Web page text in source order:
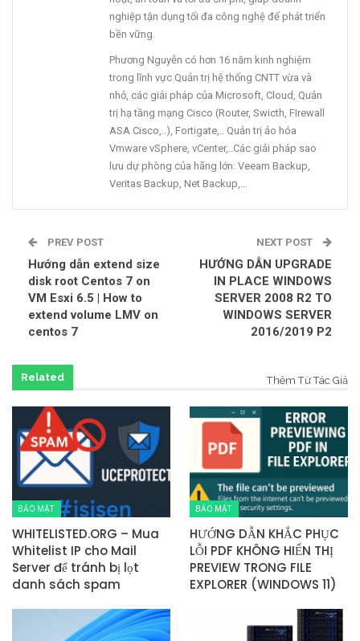
nghiệp tận dụng tối đa công nghệ để phát triển
bền vững.
Phương Nguyễn có hơn 16 năm kinh nghiệm
trong lĩnh vực Quản trị hệ thống CNTT vừa và
nhỏ, các giải pháp của Microsoft, Cloud, Quản
trị hạ tầng mạng Cisco (Router, Swicth, FIrewall
ASA Cisco,..), Fortigate,.. Quản trị ảo hóa
Vmware vSphere, vCenter,..Các giải pháp sao
lưu dự phòng của hãng lớn: Veeam Backup,
Veritas Backup, Net Backup,…
PREV POST
Hướng dẫn extend size
disk root Centos 7 on
VM Esxi 6.5 | How to
extend volume LMV on
centos 7
NEXT POST
HƯỚNG DẪN UPGRADE
IN PLACE WINDOWS
SERVER 2008 R2 TO
WINDOWS SERVER
2016/2019 P2
Related Thêm Từ Tác Giả
BẢO MẬT
WHITELISTED.ORG – Mua
Whitelist IP cho Mail
Server để tránh bị lọt
danh sách spam
BẢO MẬT
HƯỚNG DẪN KHẮC PHỤC
LỖI PDF KHÔNG HIỂN THỊ
PREVIEW TRONG FILE
EXPLORER (WINDOWS 11)